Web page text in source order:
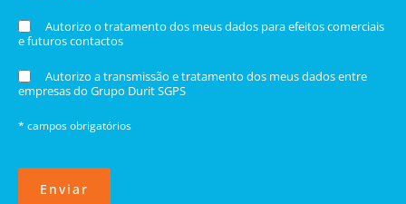
Autorizo o tratamento dos meus dados para efeitos comerciais
e futuros contactos
Autorizo a transmissão e tratamento dos meus dados entre
empresas do Grupo Durit SGPS
* campos obrigatórios
Enviar